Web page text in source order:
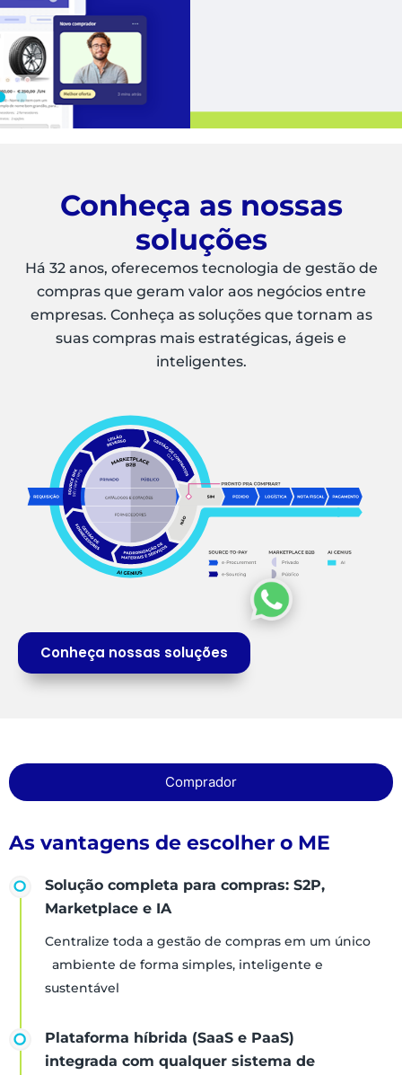
Conheça as nossas
soluções
Há 32 anos, oferecemos tecnologia de gestão de
compras que geram valor aos negócios entre
empresas. Conheça as soluções que tornam as
suas compras mais estratégicas, ágeis e
inteligentes.
Conheça nossas soluções
Comprador
As vantagens de escolher o ME
Solução completa para compras: S2P,
Marketplace e IA
Centralize toda a gestão de compras em um único
ambiente de forma simples, inteligente e
sustentável
Plataforma híbrida (SaaS e PaaS)
integrada com qualquer sistema de